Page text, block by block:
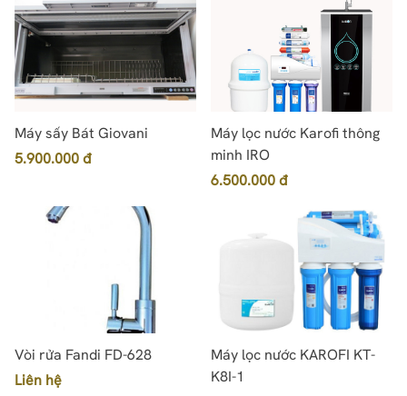
Máy sấy Bát Giovani
5.900.000 đ
Máy lọc nước Karofi thông
minh IRO
6.500.000 đ
Vòi rửa Fandi FD-628
Liên hệ
Máy lọc nước KAROFI KT-
K8I-1